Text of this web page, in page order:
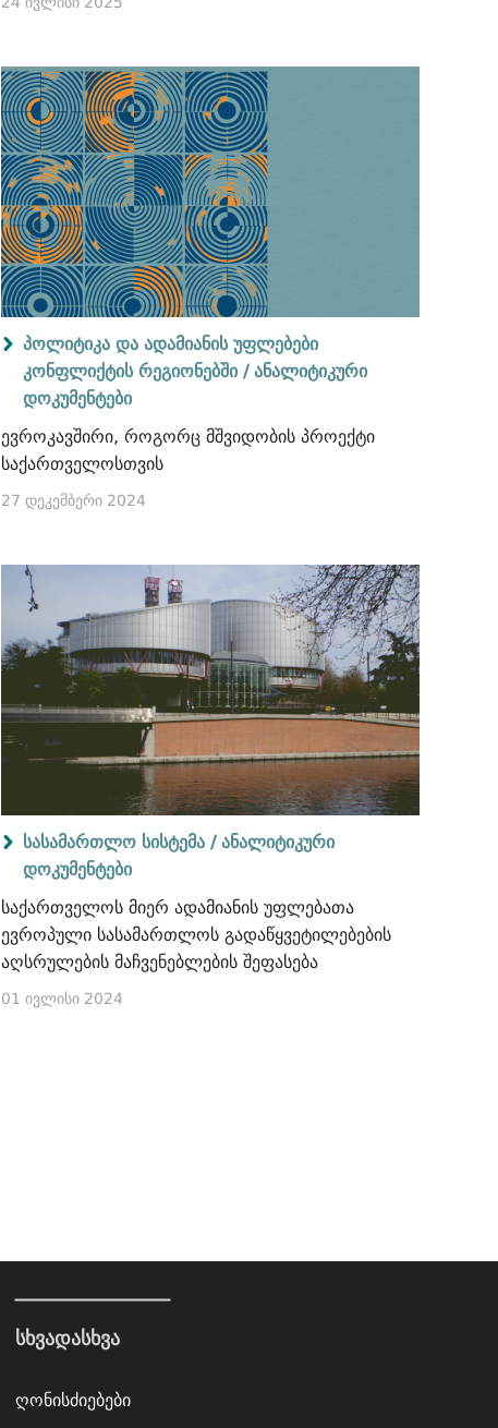
პოლიტიკა და ადამიანის უფლებები
კონფლიქტის რეგიონებში / ანალიტიკური
დოკუმენტები
ევროკავშირი, როგორც მშვიდობის პროექტი
საქართველოსთვის
27 დეკემბერი 2024
სასამართლო სისტემა / ანალიტიკური
დოკუმენტები
საქართველოს მიერ ადამიანის უფლებათა
ევროპული სასამართლოს გადაწყვეტილებების
აღსრულების მაჩვენებლების შეფასება
01 ივლისი 2024
სხვადასხვა
ღონისძიებები